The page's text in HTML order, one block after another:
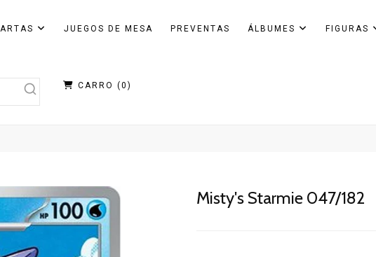
JUEGOS DE MESA PREVENTAS ÁLBUMES FIGURAS
CARRO (0 )
Misty's Starmie 047/182